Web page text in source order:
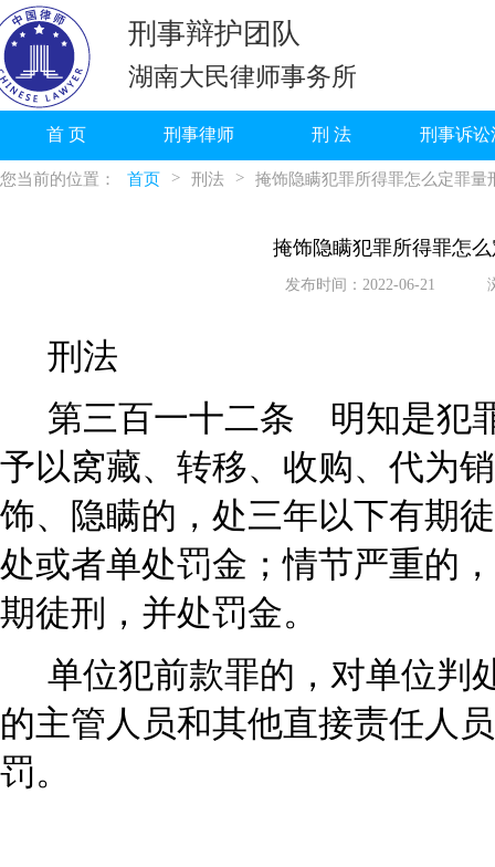
刑事辩护团队
湖南大民律师事务所
首 页 刑事律师 刑 法 刑事诉讼
您当前的位置： 首页 > 刑法 > 掩饰隐瞒犯罪所得罪怎么定罪量
掩饰隐瞒犯罪所得罪怎
发布时间：2022-06-21
刑法
第三百一十二条 明知是犯
予以窝藏、转移、收购、代为
饰、隐瞒的，处三年以下有期
处或者单处罚金；情节严重的
期徒刑，并处罚金。
单位犯前款罪的，对单位判
的主管人员和其他直接责任人
罚。